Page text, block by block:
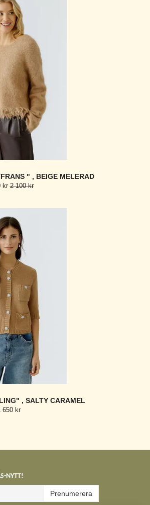
" , BEIGE MELERAD
kr2 100 kr
, SALTY CARAMEL
650 kr
NYTT!
Prenumerera